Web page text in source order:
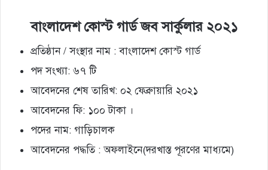
বাংলাদেশ কোস্ট গার্ড জব সার্কুলার ২০২১
প্রতিষ্ঠান / সংস্থার নাম : বাংলাদেশ কোস্ট গার্ড
পদ সংখ্যা: ৬৭ টি
আবেদনের শেষ তারিখ: ০২ ফেব্রুায়ারি ২০২১
আবেদনের ফি: ১০০ টাকা ।
পদের নাম: গাড়িচালক
আবেদনের পদ্ধতি : অফলাইনে(দরখাস্ত পূরণের মাধ্যমে)